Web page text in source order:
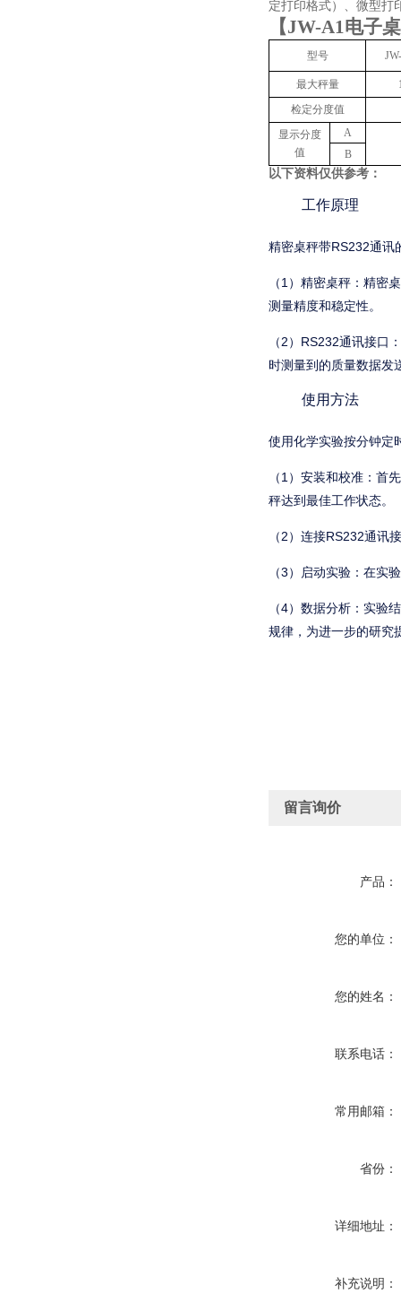
定打印格式）、微型打
【JW-A1电子
型号
最大秤量
检定分度值
显示分度
值
A
B
以下资料仅供参考：
工作原理
精密桌秤带RS232通讯
（1）精密桌秤：精密
测量精度和稳定性。
（2）RS232通讯接口
时测量到的质量数据发
使用方法
使用化学实验按分钟定
（1）安装和校准：首
秤达到最佳工作状态。
（2）连接RS232通讯
（3）启动实验：在实
（4）数据分析：实验
规律，为进一步的研究
留言询价
产品：
您的单位：
您的姓名：
联系电话：
常用邮箱：
省份：
详细地址：
补充说明：